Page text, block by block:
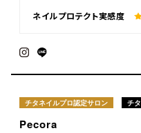
ネイルプロテクト実感度
チタネイルプロ認定サロン チ
Pecora